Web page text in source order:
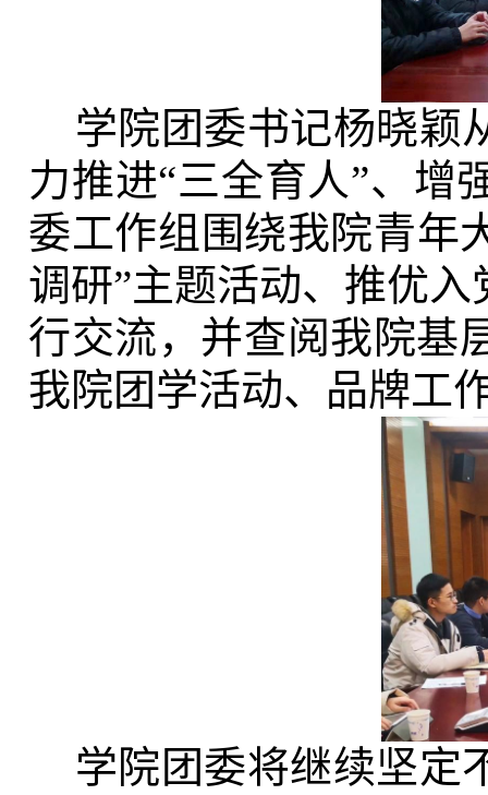
学院团委书记杨晓颖
力推进“三全育人”、增
委工作组围绕我院青年
调研”主题活动、推优
行交流，并查阅我院基
我院团学活动、品牌工
学院团委将继续坚定